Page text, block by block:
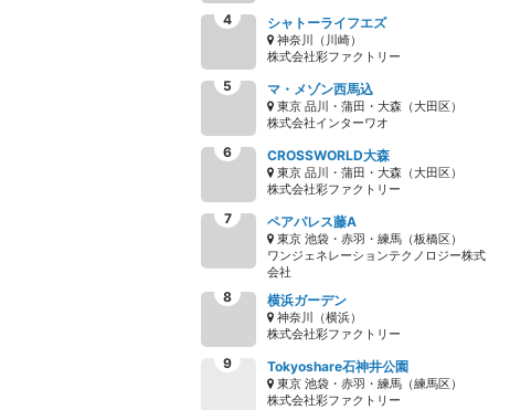
シャトーライフエズ
神奈川（川崎）
株式会社彩ファクトリー
マ・メゾン西馬込
東京 品川・蒲田・大森（大田区）
株式会社インターワオ
CROSSWORLD大森
東京 品川・蒲田・大森（大田区）
株式会社彩ファクトリー
ペアパレス藤A
東京 池袋・赤羽・練馬（板橋区）
ワンジェネレーションテクノロジー株式
会社
横浜ガーデン
神奈川（横浜）
株式会社彩ファクトリー
Tokyoshare石神井公園
東京 池袋・赤羽・練馬（練馬区）
株式会社彩ファクトリー